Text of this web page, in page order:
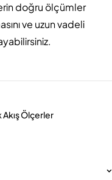
doğru ölçümler
ve uzun vadeli
Ölçerler